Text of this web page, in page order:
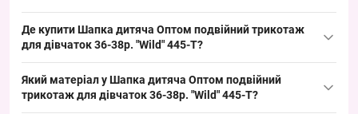
Де купити Шапка дитяча Оптом подвійний трикотаж
для дівчаток 36-38р. "Wild" 445-T?
36-38р. "Wild" 445-T можна оптом з Одеси 7КМ; модель ходовий
Який матеріал у Шапка дитяча Оптом подвійний
трикотаж для дівчаток 36-38р. "Wild" 445-T?